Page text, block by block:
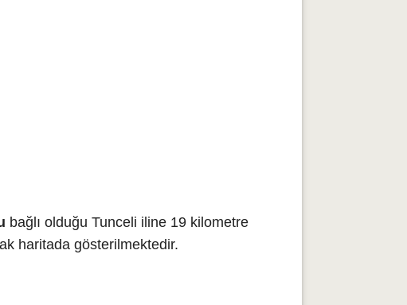
bağlı olduğu Tunceli iline 19 kilometre
haritada gösterilmektedir.